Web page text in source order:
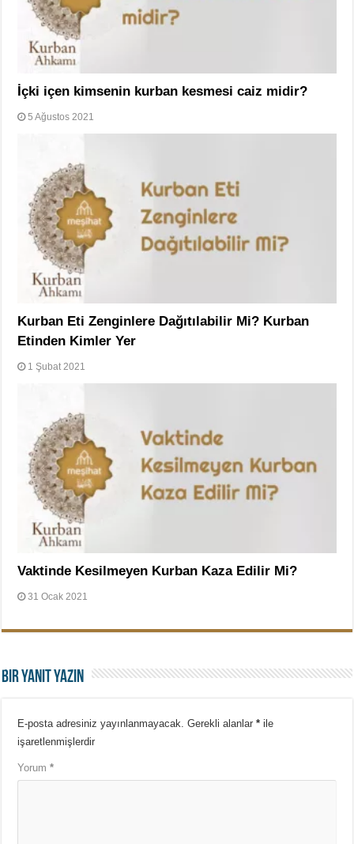
İçki içen kimsenin kurban kesmesi caiz midir?
5 Ağustos 2021
Kurban Eti Zenginlere Dağıtılabilir Mi? Kurban
Etinden Kimler Yer
1 Şubat 2021
Vaktinde Kesilmeyen Kurban Kaza Edilir Mi?
31 Ocak 2021
Bir yanıt yazın
E-posta adresiniz yayınlanmayacak. Gerekli alanlar* ile
işaretlenmişlerdir
Yorum*